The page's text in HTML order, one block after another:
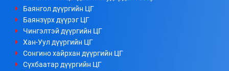
Баянгол дүүргийн ЦГ
Баянзүрх дүүрэг ЦГ
Чингэлтэй дүүргийн ЦГ
Хан-Уул дүүргийн ЦГ
Сонгино хайрхан дүүргийн ЦГ
Сүхбаатар дүүргийн ЦГ